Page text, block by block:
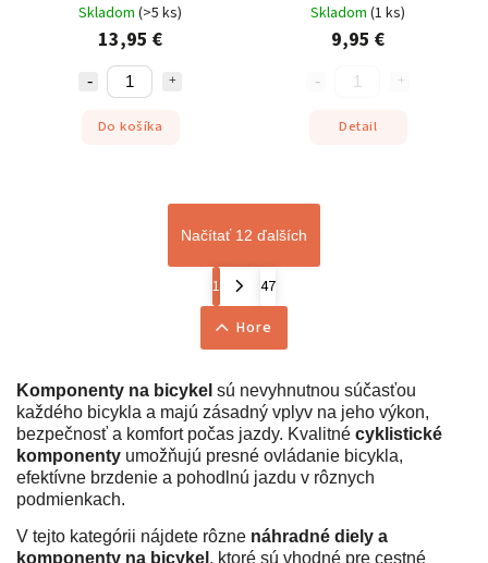
Skladom (>5 ks)
13,95 €
Do košíka
Skladom (1 ks)
9,95 €
Detail
Načítať 12 ďalších
1
47
Hore
Komponenty na bicykel sú nevyhnutnou súčasťou
každého bicykla a majú zásadný vplyv na jeho výkon,
bezpečnosť a komfort počas jazdy. Kvalitné cyklistické
komponenty umožňujú presné ovládanie bicykla,
efektívne brzdenie a pohodlnú jazdu v rôznych
podmienkach.
V tejto kategórii nájdete rôzne náhradné diely a
komponenty na bicykel , ktoré sú vhodné pre cestné